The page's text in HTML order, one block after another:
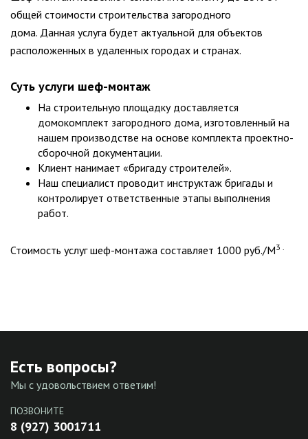
общей стоимости строительства загородного
дома. Данная услуга будет актуальной для объектов
расположенных в удаленных городах и странах.
Суть услуги шеф-монтаж
На строительную площадку доставляется
домокомплект загородного дома, изготовленный на
нашем производстве на основе комплекта проектно-
сборочной документации.
Клиент нанимает «бригаду строителей».
Наш специалист проводит инструктаж бригады и
контролирует ответственные этапы выполнения
работ.
Стоимость услуг шеф-монтажа составляет 1000 руб./М3 .
Есть вопросы?
Мы с удовольствием ответим!
ПОЗВОНИТЕ
8 (927) 3001711